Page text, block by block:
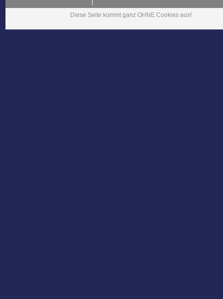
Diese Seite kommt ganz OHNE Cookies aus!